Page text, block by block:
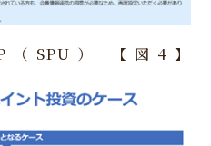
SPU） 【図4】